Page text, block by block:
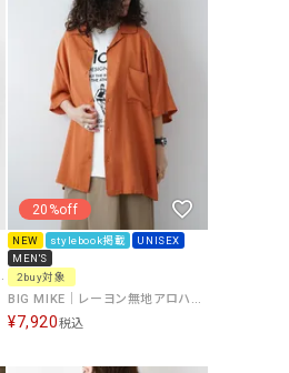
ダ）
ー） SUGAR ROSE（シュガーロ
ティー） squady by graphite（スカ
ートゥーハリウ
THIRTY（サーティ）
ーロウ） tumugu:（ツムグ）
ード） un cinq（アンサンク）
[[12510-369-20]][D]
20%off
NEW stylebook掲載
UNISEX
MEN'S
2buy対象
BIG MIKE｜レーヨン無地アロハシャツ [[102625540]][D]
¥7,920税込